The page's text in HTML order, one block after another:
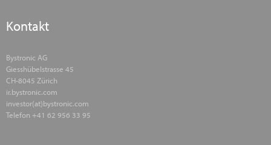
Kontakt
Bystronic AG
Giesshübelstrasse 45
CH-8045 Zürich
ir.bystronic.com
investor(at)bystronic.com
Telefon +41 62 956 33 95